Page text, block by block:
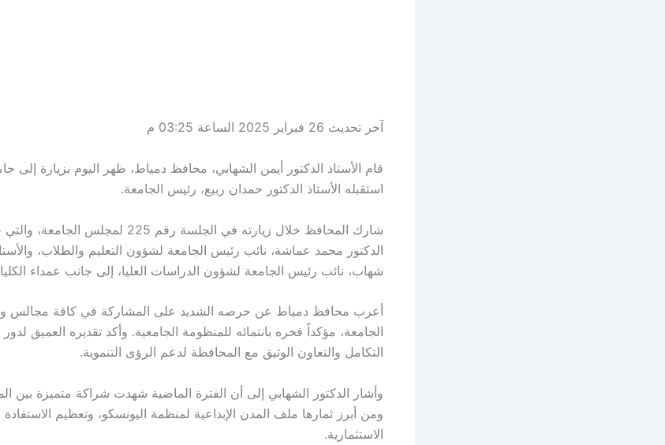
آخر تحديث 26 فبراير 2025 الساعة 03:25 م
قام الأستاذ الدكتور أيمن الشهابي، محافظ دمياط، ظهر اليوم بزيارة إلى
استقبله الأستاذ الدكتور حمدان ربيع، رئيس الجامعة.
شارك المحافظ خلال زيارته في الجلسة رقم 225
الدكتور محمد عماشة، نائب رئيس الجامعة لشؤون التعليم والطلاب،
شهاب، نائب رئيس الجامعة لشؤون الدراسات العليا، إلى جانب عمداء
أعرب محافظ دمياط عن حرصه الشديد على المشاركة في كافة مجالس
الجامعة، مؤكداً فخره بانتمائه للمنظومة الجامعية. وأكد تقديره العميق
التكامل والتعاون الوثيق مع المحافظة لدعم الرؤى التنموية.
وأشار الدكتور الشهابي إلى أن الفترة الماضية شهدت شراكة متميزة بين
ومن أبرز ثمارها ملف المدن الإبداعية لمنظمة اليونسكو، وتعظيم
الاستثمارية.